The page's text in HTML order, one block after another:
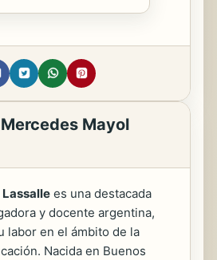
Mayol
es una destacada
y docente argentina,
labor en el ámbito de la
Nacida en Buenos